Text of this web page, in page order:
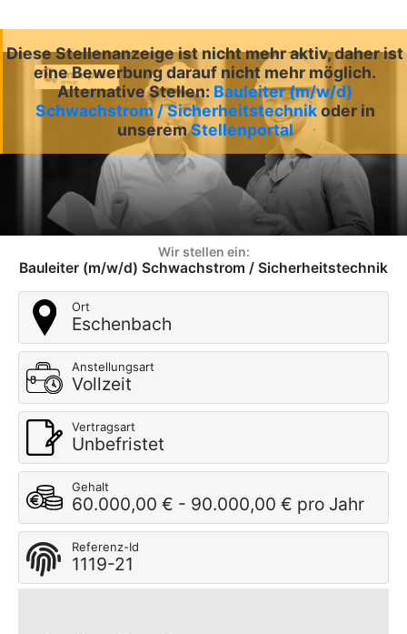
Diese Stellenanzeige ist nicht mehr aktiv, daher ist
eine Bewerbung darauf nicht mehr möglich.
Alternative Stellen: Bauleiter (m/w/d)
Schwachstrom / Sicherheitstechnik oder in
unseremStellenportal
Wir stellen ein:
Bauleiter (m/w/d) Schwachstrom / Sicherheitstechnik
Ort
Eschenbach
Anstellungsart
Vollzeit
Vertragsart
Unbefristet
Gehalt
60.000,00 € - 90.000,00 € pro Jahr
Referenz-Id
1119-21